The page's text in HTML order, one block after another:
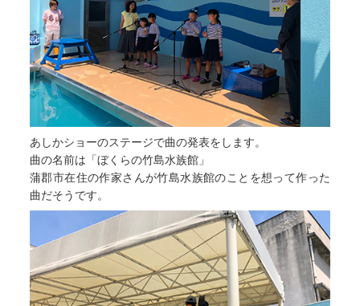
あしかショーのステージで曲の発表をします。
曲の名前は「ぼくらの竹島水族館」
蒲郡市在住の作家さんが竹島水族館のことを想って作った
曲だそうです。